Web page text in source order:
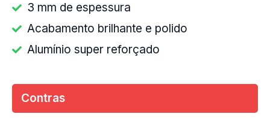
3 mm de espessura
Acabamento brilhante e polido
Alumínio super reforçado
Contras